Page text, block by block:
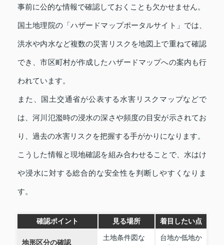
事前に公的な情報で確認しておくことも欠かせません。
国土地理院の「ハザードマップポータルサイト」では、
洪水や内水など複数の災害リスクを地図上で重ねて確認
でき、市区町村が作成したハザードマップへの案内も行
われています。
また、国土交通省が公表する水害リスクマップなどで
は、河川氾濫時の浸水の深さや頻度の目安が示されてお
り、過去の水害リスクを把握する手がかりになります。
こうした情報と現地確認を組み合わせることで、水はけ
や浸水に対する総合的な安全性を判断しやすくなりま
す。
確認ポイント 見る場所 着目したい点
地形区分の確認
土地条件図な
台地か低地か